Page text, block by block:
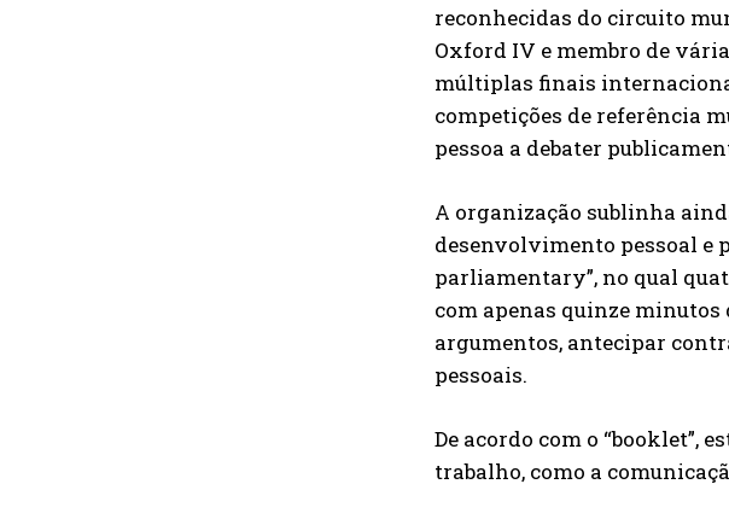
reconhecidas do circuito
Oxford IV e membro de
múltiplas finais
competições de referência
pessoa a debater
A organização sublinha
desenvolvimento pessoal e
parliamentary”, no qual
com apenas quinze
argumentos, antecipar
pessoais.
De acordo com o
trabalho, como a